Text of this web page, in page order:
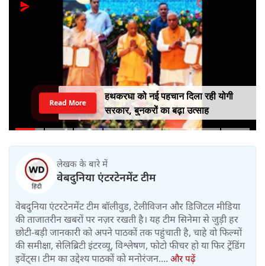
हथकरघा को नई पहचान दिला रही योगी
सरकार, बुनकरों का बढ़ा उत्साह
Read More
लेखक के बारे में
वेबदुनिया एंटरटेनमेंट टीम
वेबदुनिया एंटरटेनमेंट टीम बॉलीवुड, टेलीविजन और डिजिटल मीडिया
की ताजातरीन खबरों पर नज़र रखती है। यह टीम सिनेमा से जुड़ी हर
छोटी-बड़ी जानकारी को अपने पाठकों तक पहुंचाती है, चाहे वो फिल्मों
की समीक्षा, सेलिब्रिटी इंटरव्यू, विश्लेषण, फोटो फीचर हो या फिर ट्रेंडिंग
इवेंट्स। टीम का उद्देश्य पाठकों को मनोरंजन.... और पढ़ें